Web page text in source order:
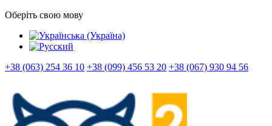
Оберіть свою мову
+38 (063) 254 36 10 +38 (099) 456 53 20 +38 (067) 930 94 56